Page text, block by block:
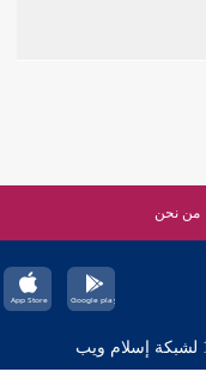
من نحن